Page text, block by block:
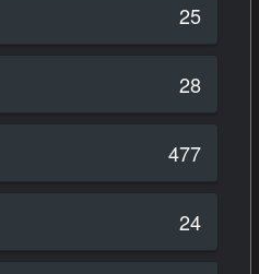
25
28
477
24